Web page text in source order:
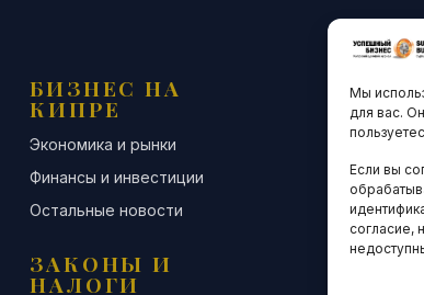
Мы
для вас.
Если вы
согласие,
БИЗНЕС НА
КИПРЕ
Экономика и рынки
Финансы и инвестиции
Остальные новости
ЗАКОНЫ И
НАЛОГИ
Стартапы
Цифровая
Остальные